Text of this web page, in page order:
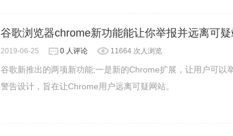
谷歌浏览器chrome新功能能让你举报并远离可疑
2019-06-25 0 人评论 11664 次人浏览
谷歌新推出的两项新功能;一是新的Chrome扩展，让用户可以
警告设计，旨在让Chrome用户远离可疑网站。